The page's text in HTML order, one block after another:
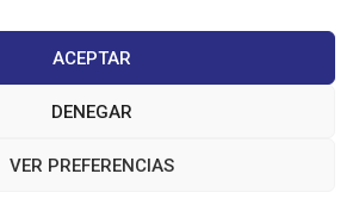
ACEPTAR
DENEGAR
VER PREFERENCIAS